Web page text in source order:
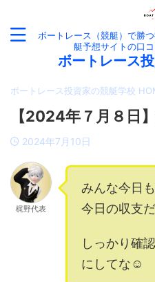
ボートレース（競艇）で勝
艇予想サイトの口
ボートレース
ボートレース投資家の競艇学校
【2024年７月８日
2024年7月10日
梶野代表
みんな今日
今日の収支だ
しっかり確
にしてな☺️